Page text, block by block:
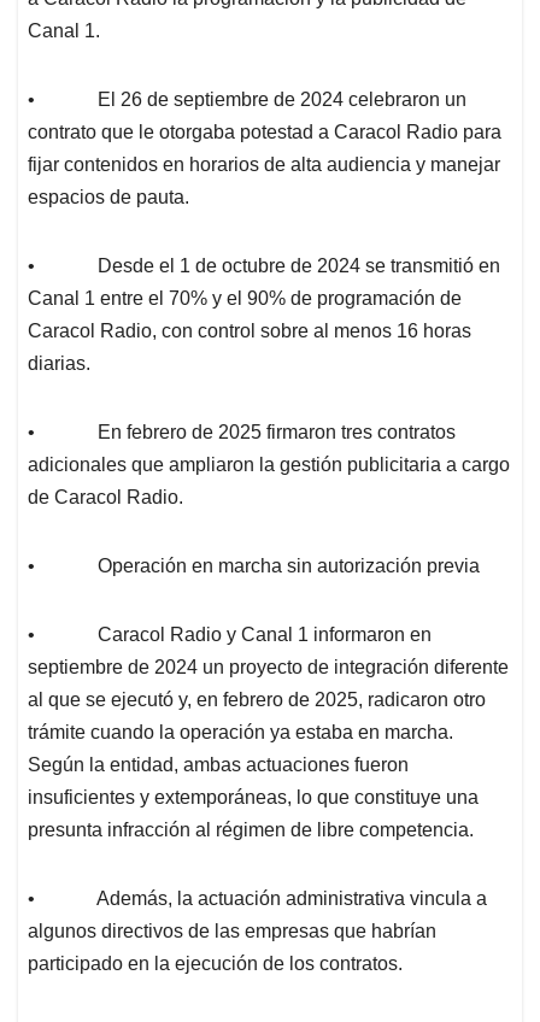
Canal 1.
• El 26 de septiembre de 2024 celebraron un
contrato que le otorgaba potestad a Caracol Radio para
fijar contenidos en horarios de alta audiencia y manejar
espacios de pauta.
• Desde el 1 de octubre de 2024 se transmitió en
Canal 1 entre el 70% y el 90% de programación de
Caracol Radio, con control sobre al menos 16 horas
diarias.
• En febrero de 2025 firmaron tres contratos
adicionales que ampliaron la gestión publicitaria a cargo
de Caracol Radio.
• Operación en marcha sin autorización previa
• Caracol Radio y Canal 1 informaron en
septiembre de 2024 un proyecto de integración diferente
al que se ejecutó y, en febrero de 2025, radicaron otro
trámite cuando la operación ya estaba en marcha.
Según la entidad, ambas actuaciones fueron
insuficientes y extemporáneas, lo que constituye una
presunta infracción al régimen de libre competencia.
• Además, la actuación administrativa vincula a
algunos directivos de las empresas que habrían
participado en la ejecución de los contratos.